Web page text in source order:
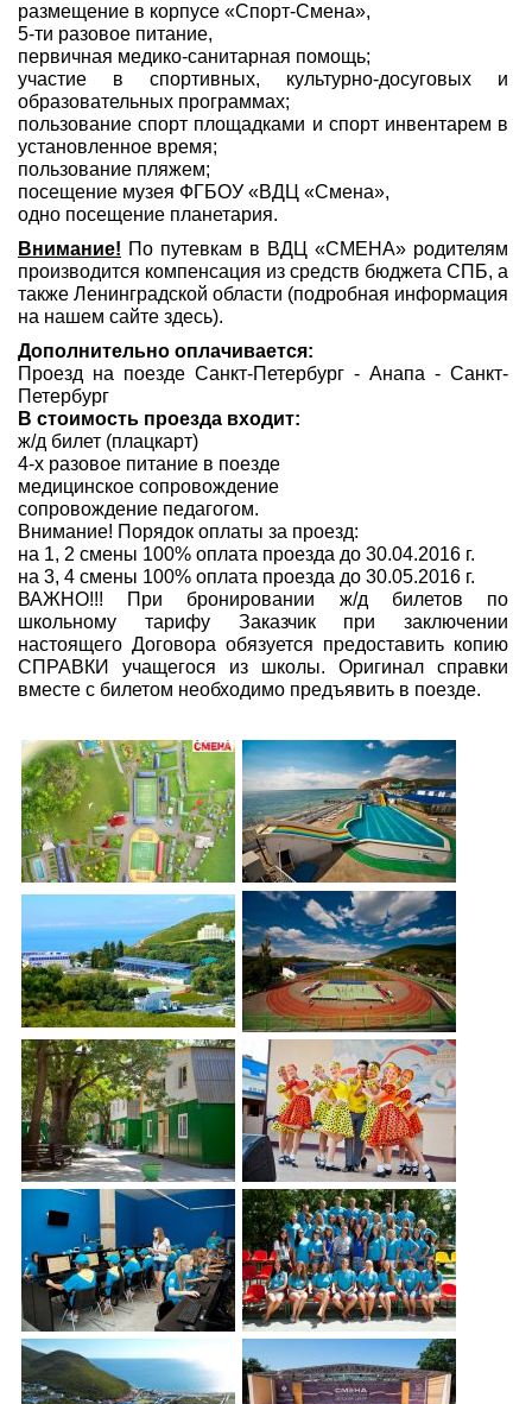
размещение в корпусе «Спорт-Смена»,
5-ти разовое питание,
первичная медико-санитарная помощь;
участие в спортивных, культурно-досуговых и
образовательных программах;
пользование спорт площадками и спорт инвентарем в
установленное время;
пользование пляжем;
посещение музея ФГБОУ «ВДЦ «Смена»,
одно посещение планетария.
Внимание! По путевкам в ВДЦ «СМЕНА» родителям
производится компенсация из средств бюджета СПБ, а
также Ленинградской области (подробная информация
на нашем сайте здесь).
Дополнительно оплачивается:
Проезд на поезде Санкт-Петербург - Анапа - Санкт-
Петербург
В стоимость проезда входит:
ж/д билет (плацкарт)
4-х разовое питание в поезде
медицинское сопровождение
сопровождение педагогом.
Внимание! Порядок оплаты за проезд:
на 1, 2 смены 100% оплата проезда до 30.04.2016 г.
на 3, 4 смены 100% оплата проезда до 30.05.2016 г.
ВАЖНО!!! При бронировании ж/д билетов по
школьному тарифу Заказчик при заключении
настоящего Договора обязуется предоставить копию
СПРАВКИ учащегося из школы. Оригинал справки
вместе с билетом необходимо предъявить в поезде.